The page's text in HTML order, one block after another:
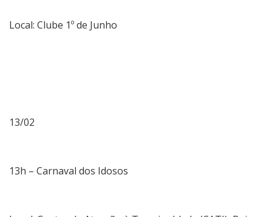
Local: Clube 1º de Junho
13/02
13h – Carnaval dos Idosos